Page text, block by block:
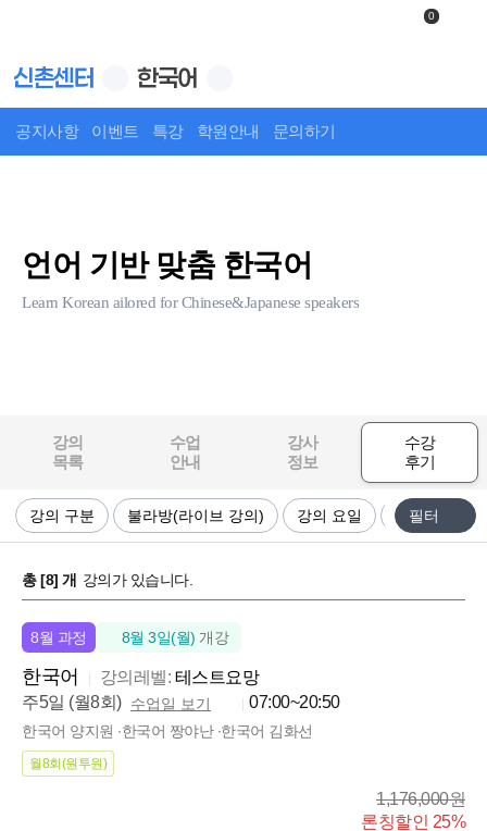
0
신촌센터 한국어
공지사항 이벤트 특강 학원안내 문의하기
언어 기반 맞춤 한국어
Learn Korean ailored for Chinese&Japanese speakers
강의
목록
수업
안내
강사
정보
수강
후기
강의 구분 불라방(라이브 강의) 강의 요일 강의 시간
필터
총 [8] 개 강의가 있습니다.
8월 과정 8월 3일(월) 개강
한국어 강의레벨: 테스트요망
주5일 (월8회) 수업일 보기 07:00~20:50
한국어 양지원 ∙한국어 짱야난 ∙한국어 김화선
월8회(원투원)
1,176,000원
론칭할인 25%